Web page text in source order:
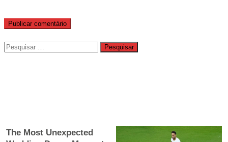
Pesquisar
por: